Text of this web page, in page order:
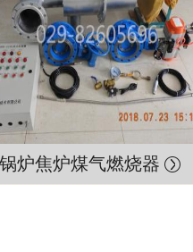
炉焦炉煤气燃烧器